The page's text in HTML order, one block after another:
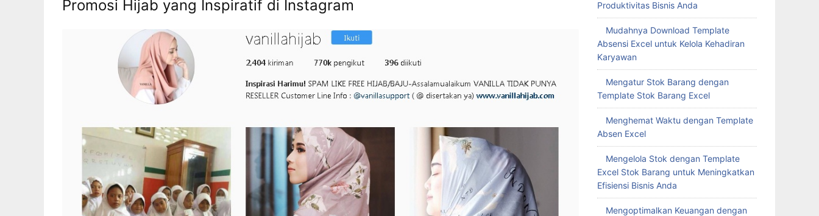
Promosi Hijab yang Inspiratif di Instagram
Produktivitas Bisnis Anda
Mudahnya Download Template
Absensi Excel untuk Kelola Kehadiran
Karyawan
Mengatur Stok Barang dengan
Template Stok Barang Excel
Menghemat Waktu dengan Template
Absen Excel
Mengelola Stok dengan Template
Excel Stok Barang untuk Meningkatkan
Efisiensi Bisnis Anda
Mengoptimalkan Keuangan dengan